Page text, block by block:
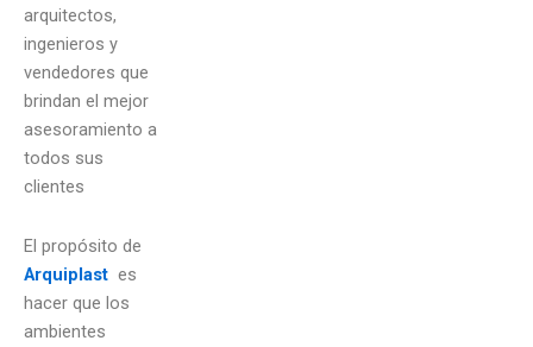
arquitectos,
ingenieros y
vendedores que
brindan el mejor
asesoramiento a
todos sus
clientes
El propósito de
Arquiplast es
hacer que los
ambientes